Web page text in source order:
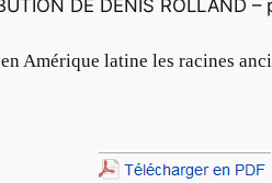
DE DENIS ROLLAND
Amérique latine les racines